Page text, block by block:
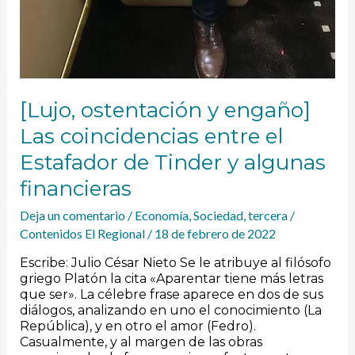
[Lujo, ostentación y engaño]
Las coincidencias entre el
Estafador de Tinder y algunas
financieras
Deja un comentario / Economía,Sociedad,tercera/
Contenidos El Regional / 18 de febrero de 2022
Escribe: Julio César Nieto Se le atribuye al filósofo
griego Platón la cita «Aparentar tiene más letras
que ser». La célebre frase aparece en dos de sus
diálogos, analizando en uno el conocimiento (La
República), y en otro el amor (Fedro).
Casualmente, y al margen de las obras